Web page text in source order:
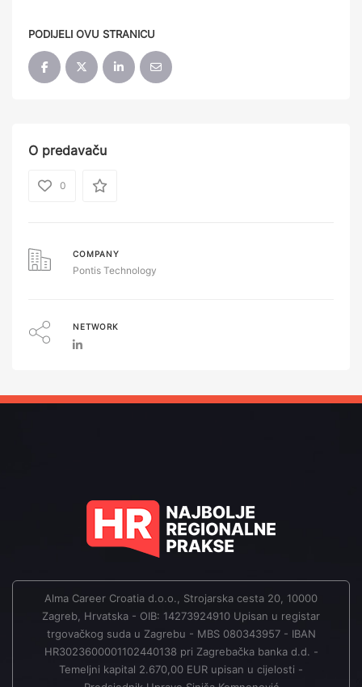
PODIJELI OVU STRANICU
O predavaču
0
COMPANY
Pontis Technology
NETWORK
Alma Career Croatia d.o.o., Strojarska cesta 20, 10000
Zagreb, Hrvatska - OIB: 14273924910 Upisan u registar
trgovačkog suda u Zagrebu - MBS 080343957 - IBAN
HR3023600001102440138 pri Zagrebačka banka d.d. -
Temeljni kapital 2.670,00 EUR upisan u cijelosti -